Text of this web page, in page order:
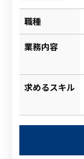
職種
業務内容
求めるスキル